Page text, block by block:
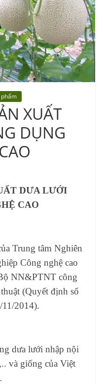
phẩm
XUẤT
DỤNG
DƯA LƯỚI
CAO
Trung tâm Nghiên
Công nghệ cao
NN&PTNT công
(Quyết định số
2014).
dưa lưới nhập nội
và giống của Việt